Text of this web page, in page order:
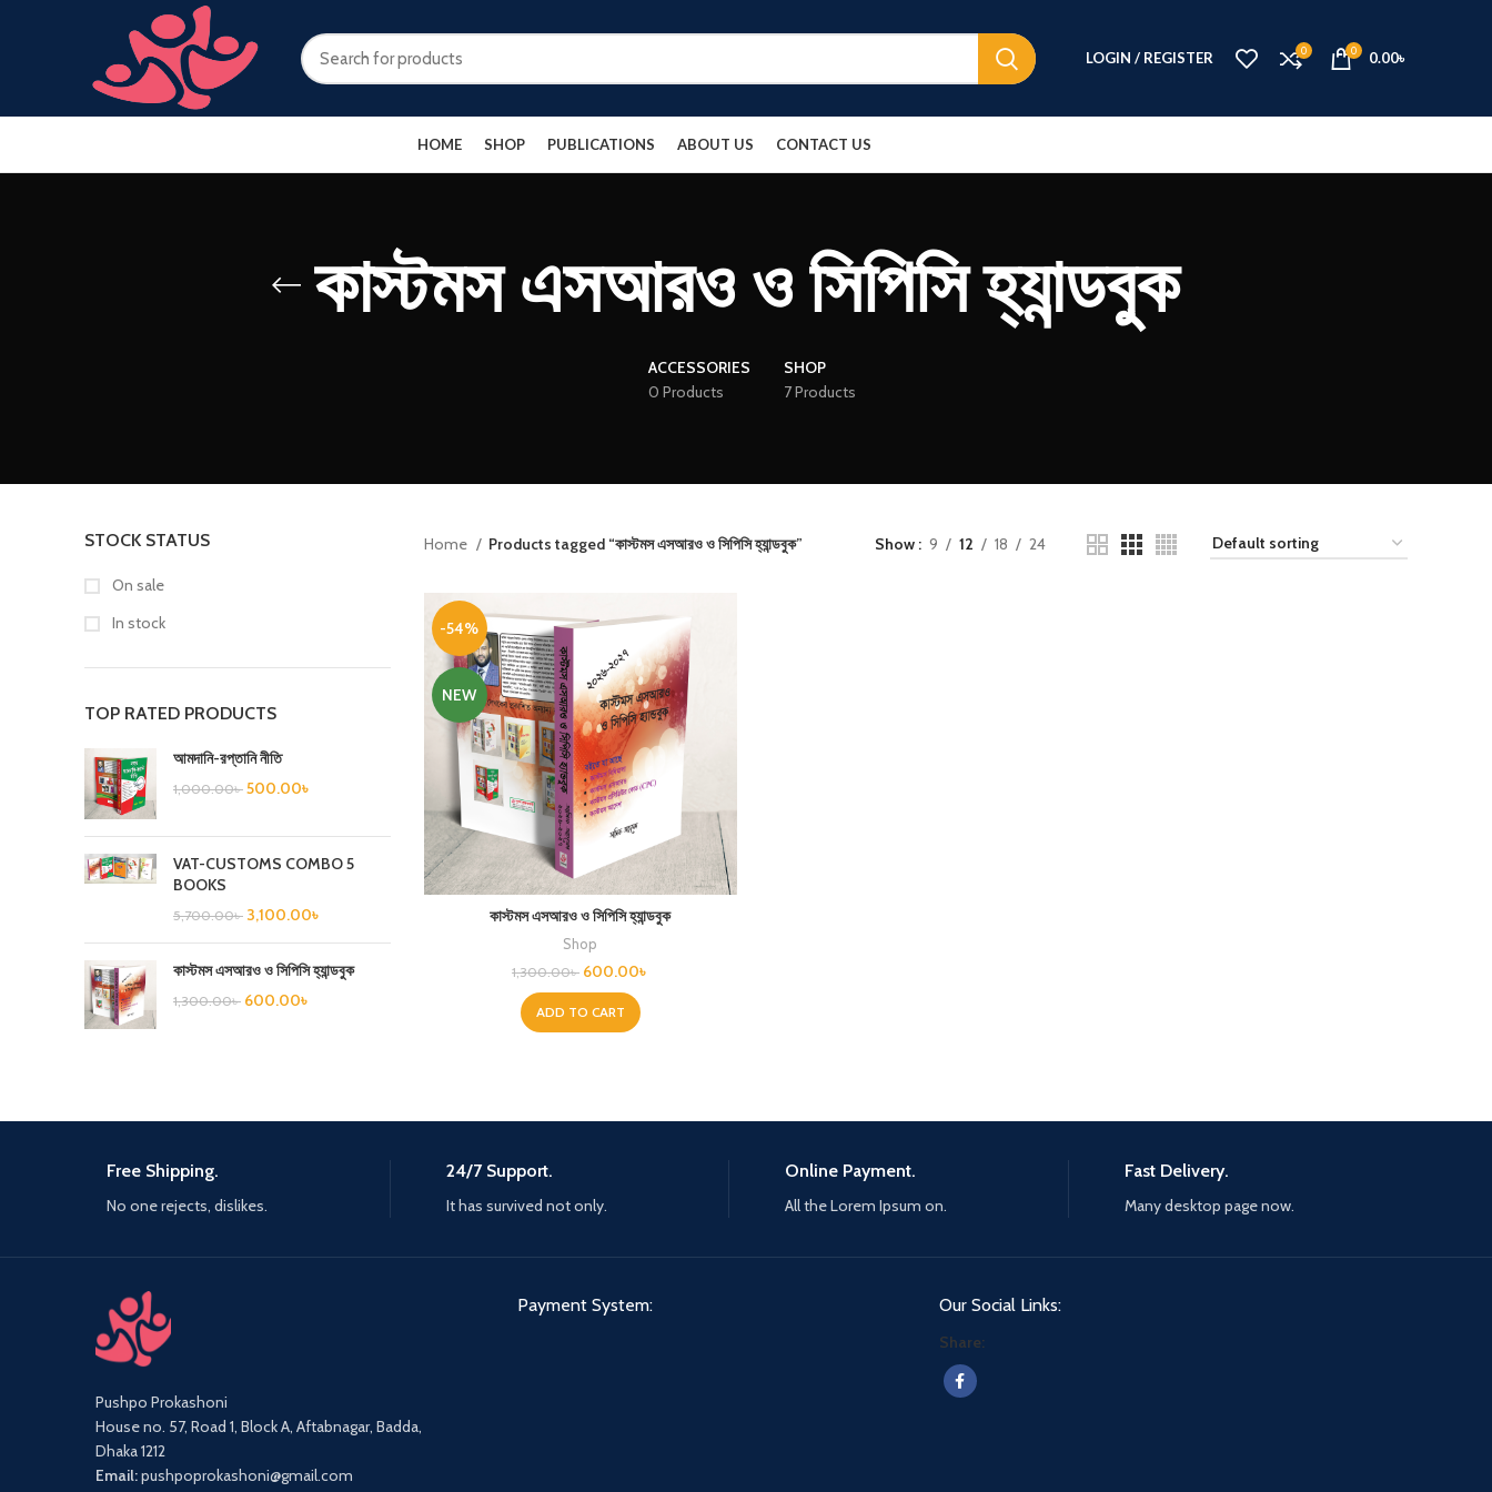
LOGIN / REGISTER 0 0 0.00৳
HOME SHOP PUBLICATIONS ABOUT US CONTACT US
কাস্টমস এসআরও ও সিপিসি হ্যান্ডবুক
ACCESSORIES
0 Products
SHOP
7 Products
STOCK STATUS
On sale
In stock
TOP RATED PRODUCTS
আমদানি-রপ্তানি নীতি
1,000.00৳ 500.00৳
VAT-CUSTOMS COMBO 5
BOOKS
5,700.00৳ 3,100.00৳
কাস্টমস এসআরও ও সিপিসি হ্যান্ডবুক
1,300.00৳ 600.00৳
Home Products tagged “কাস্টমস এসআরও ও সিপিসি হ্যান্ডবুক” Show 9 12 18 24
-54%
NEW
কাস্টমস এসআরও ও সিপিসি হ্যান্ডবুক
Shop
1,300.00৳ 600.00৳
ADD TO CART
Free Shipping.
No one rejects, dislikes.
24/7 Support.
It has survived not only.
Online Payment.
All the Lorem Ipsum on.
Fast Delivery.
Many desktop page now.
Pushpo Prokashoni
House no. 57, Road 1, Block A, Aftabnagar, Badda,
Dhaka 1212
Email:pushpoprokashoni@gmail.com
Payment System: Our Social Links:
Share: